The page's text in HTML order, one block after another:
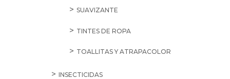
SUAVIZANTE
TINTES DE ROPA
TOALLITAS Y ATRAPACOLOR
INSECTICIDAS